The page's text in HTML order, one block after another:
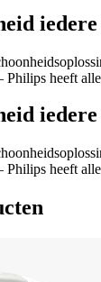
iedere
heeft
iedere
heeft